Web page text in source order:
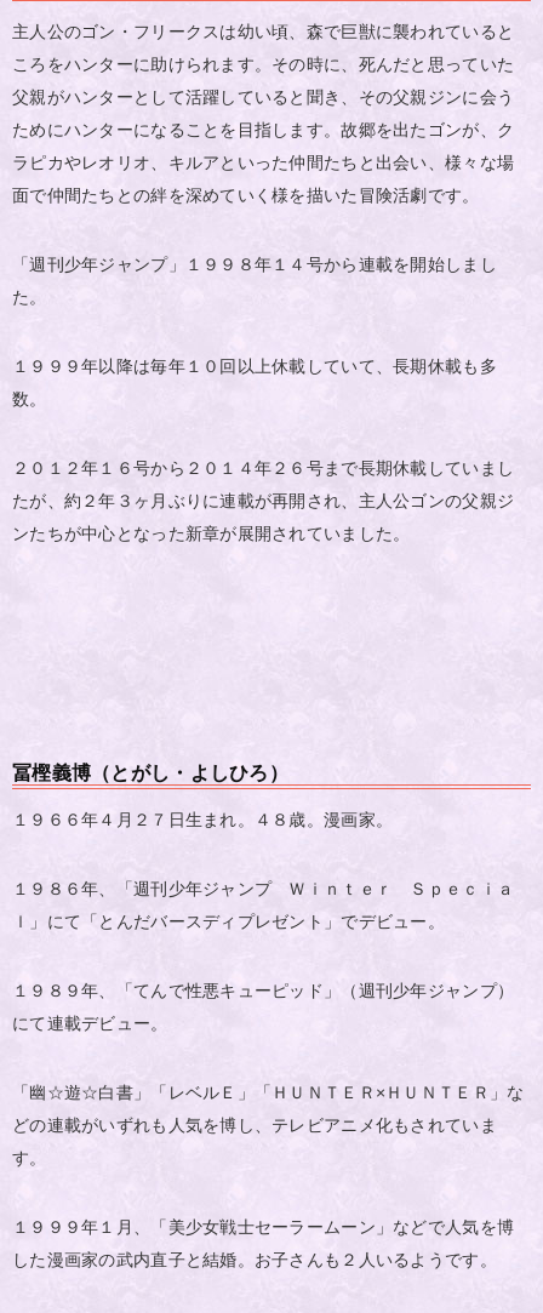
主人公のゴン・フリークスは幼い頃、森で巨獣に襲われていると
ころをハンターに助けられます。その時に、死んだと思っていた
父親がハンターとして活躍していると聞き、その父親ジンに会う
ためにハンターになることを目指します。故郷を出たゴンが、ク
ラピカやレオリオ、キルアといった仲間たちと出会い、様々な場
面で仲間たちとの絆を深めていく様を描いた冒険活劇です。
「週刊少年ジャンプ」１９９８年１４号から連載を開始しまし
た。
１９９９年以降は毎年１０回以上休載していて、長期休載も多
数。
２０１２年１６号から２０１４年２６号まで長期休載していまし
たが、約２年３ヶ月ぶりに連載が再開され、主人公ゴンの父親ジ
ンたちが中心となった新章が展開されていました。
冨樫義博（とがし・よしひろ）
１９６６年４月２７日生まれ。４８歳。漫画家。
１９８６年、「週刊少年ジャンプ Ｗｉｎｔｅｒ Ｓｐｅｃｉａ
ｌ」にて「とんだバースディプレゼント」でデビュー。
１９８９年、「てんで性悪キューピッド」（週刊少年ジャンプ）
にて連載デビュー。
「幽☆遊☆白書」「レベルＥ」「ＨＵＮＴＥＲ×ＨＵＮＴＥＲ」な
どの連載がいずれも人気を博し、テレビアニメ化もされていま
す。
１９９９年１月、「美少女戦士セーラームーン」などで人気を博
した漫画家の武内直子と結婚。お子さんも２人いるようです。